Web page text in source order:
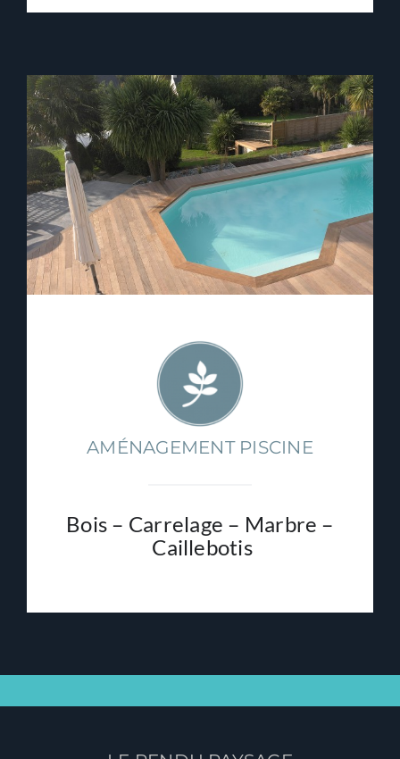
AMÉNAGEMENT PISCINE
Bois – Carrelage – Marbre –
Caillebotis